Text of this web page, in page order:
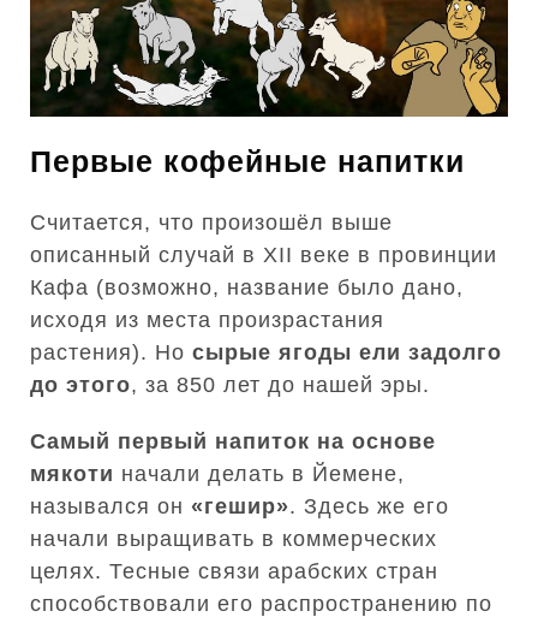
Первые кофейные напитки
Считается, что произошёл выше
описанный случай в XII веке в провинции
Кафа (возможно, название было дано,
исходя из места произрастания
растения). Но сырые ягоды ели задолго
до этого, за 850 лет до нашей эры.
Самый первый напиток на основе
мякоти начали делать в Йемене,
назывался он «гешир». Здесь же его
начали выращивать в коммерческих
целях. Тесные связи арабских стран
способствовали его распространению по